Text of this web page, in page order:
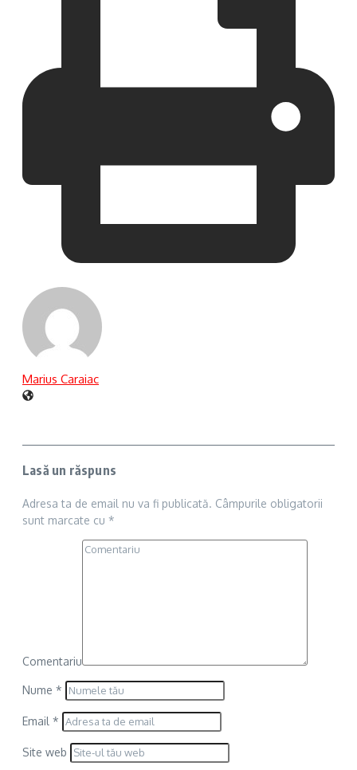
Marius Caraiac
Lasă un răspuns
Adresa ta de email nu va fi publicată. Câmpurile obligatorii
sunt marcate cu *
Comentariu
Nume *
Email *
Site web